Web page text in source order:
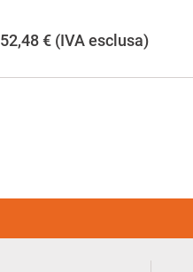
52,48 € (IVA esclusa)